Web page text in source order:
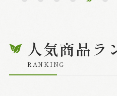
人気商品ラ
RANKING